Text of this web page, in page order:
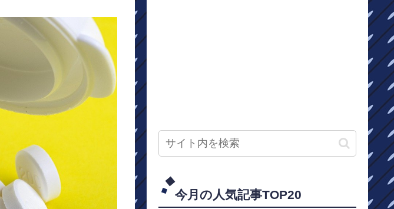
今月の人気記事TOP20